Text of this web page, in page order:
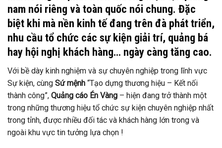
nam nói riêng và toàn quốc nói chung. Đặc
biệt khi mà nền kinh tế đang trên đà phát triển,
nhu cầu tổ chức các sự kiện giải trí, quảng bá
hay hội nghị khách hàng… ngày càng tăng cao.
Với bề dày kinh nghiệm và sự chuyên nghiệp trong lĩnh vực
Sự kiện, cùng Sứ mệnh “Tạo dựng thương hiệu – Kết nối
thành công”, Quảng cáo Én Vàng – hiện đang trở thành một
trong những thương hiệu tổ chức sự kiện chuyên nghiệp nhất
trong tỉnh, được nhiều đối tác và khách hàng lớn trong và
ngoài khu vực tin tưởng lựa chọn !